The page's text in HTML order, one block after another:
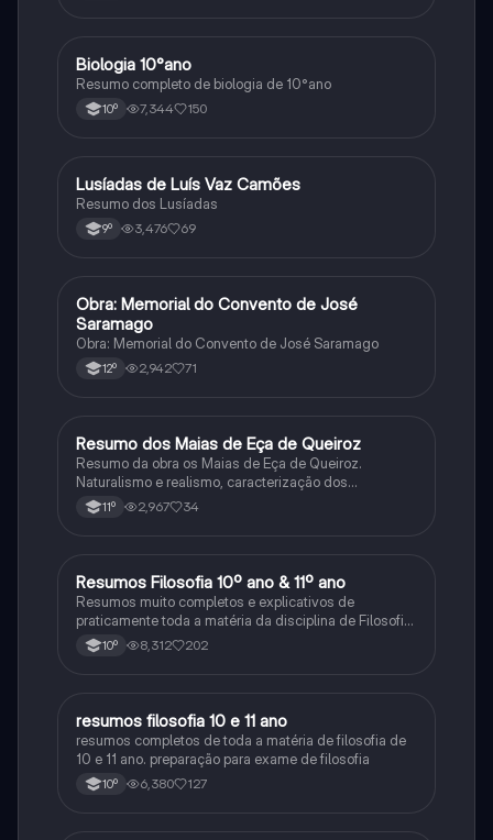
Biologia
Biologia 10°ano
Resumo completo de biologia de 10°ano
10º 7,344 150
Português
Lusíadas de Luís Vaz Camões
Resumo dos Lusíadas
9º 3,476 69
Português
Obra: Memorial do Convento de José
Saramago
Obra: Memorial do Convento de José Saramago
12º 2,942 71
Português
Resumo dos Maias de Eça de Queiroz
Resumo da obra os Maias de Eça de Queiroz.
Naturalismo e realismo, caracterização dos
personagens e contexto histórico.
11º 2,967 34
Filosofia
Resumos Filosofia 10º ano & 11º ano
Resumos muito completos e explicativos de
praticamente toda a matéria da disciplina de Filosofia
10º 8,312 202
Filosofia
resumos filosofia 10 e 11 ano
resumos completos de toda a matéria de filosofia de
10 e 11 ano. preparação para exame de filosofia
10º 6,380 127